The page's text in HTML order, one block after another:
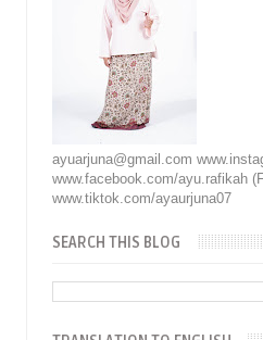
ayuarjuna@gmail.com
www.facebook.com/ayu.rafikah
www.tiktok.com/ayaurjuna07
SEARCH THIS BLOG